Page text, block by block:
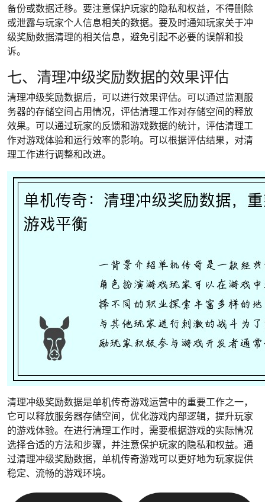
备份或数据迁移。要注意保护玩家的隐私和权益，不得删除
或泄露与玩家个人信息相关的数据。要及时通知玩家关于冲
级奖励数据清理的相关信息，避免引起不必要的误解和投
诉。
七、清理冲级奖励数据的效果评估
清理冲级奖励数据后，可以进行效果评估。可以通过监测服
务器的存储空间占用情况，评估清理工作对存储空间的释放
效果。可以通过玩家的反馈和游戏数据的统计，评估清理工
作对游戏体验和运行效率的影响。可以根据评估结果，对清
理工作进行调整和改进。
清理冲级奖励数据是单机传奇游戏运营中的重要工作之一，
它可以释放服务器存储空间，优化游戏内部逻辑，提升玩家
的游戏体验。在进行清理工作时，需要根据游戏的实际情况
选择合适的方法和步骤，并注意保护玩家的隐私和权益。通
过清理冲级奖励数据，单机传奇游戏可以更好地为玩家提供
稳定、流畅的游戏环境。